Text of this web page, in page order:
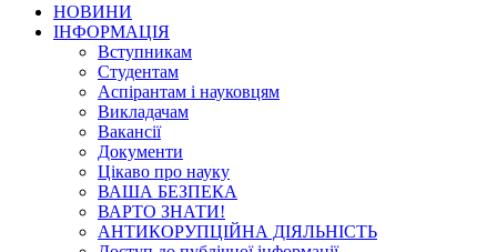
НОВИНИ
ІНФОРМАЦІЯ
Вступникам
Студентам
Аспірантам і науковцям
Викладачам
Вакансії
Документи
Цікаво про науку
ВАША БЕЗПЕКА
ВАРТО ЗНАТИ!
АНТИКОРУПЦІЙНА ДІЯЛЬНІСТЬ